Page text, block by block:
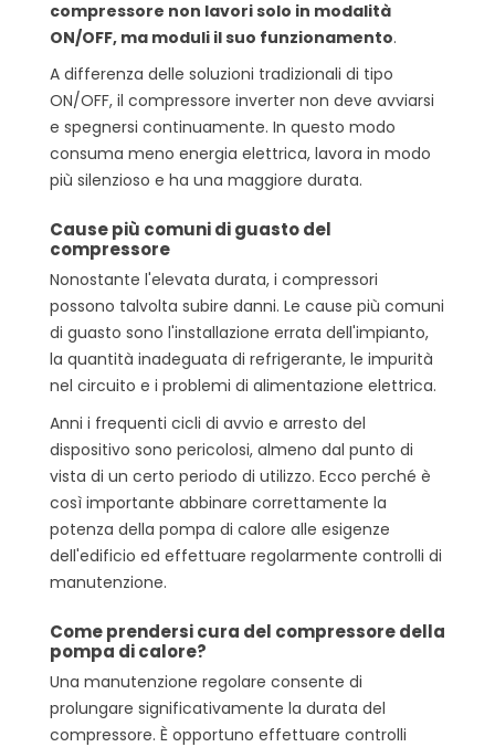
compressore non lavori solo in modalità
ON/OFF, ma moduli il suo funzionamento.
A differenza delle soluzioni tradizionali di tipo
ON/OFF, il compressore inverter non deve avviarsi
e spegnersi continuamente. In questo modo
consuma meno energia elettrica, lavora in modo
più silenzioso e ha una maggiore durata.
Cause più comuni di guasto del
compressore
Nonostante l'elevata durata, i compressori
possono talvolta subire danni. Le cause più comuni
di guasto sono l'installazione errata dell'impianto,
la quantità inadeguata di refrigerante, le impurità
nel circuito e i problemi di alimentazione elettrica.
Anni i frequenti cicli di avvio e arresto del
dispositivo sono pericolosi, almeno dal punto di
vista di un certo periodo di utilizzo. Ecco perché è
così importante abbinare correttamente la
potenza della pompa di calore alle esigenze
dell'edificio ed effettuare regolarmente controlli di
manutenzione.
Come prendersi cura del compressore della
pompa di calore?
Una manutenzione regolare consente di
prolungare significativamente la durata del
compressore. È opportuno effettuare controlli